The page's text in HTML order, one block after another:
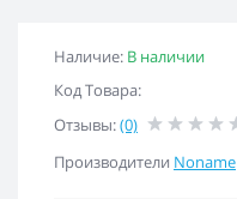
Наличие: В наличии
Код Товара:
Отзывы:(0)
Производители Noname